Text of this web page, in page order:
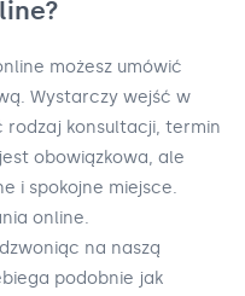
możesz umówić
Wystarczy wejść w
rodzaj konsultacji, termin
obowiązkowa, ale
i spokojne miejsce.
online.
na naszą
podobnie jak